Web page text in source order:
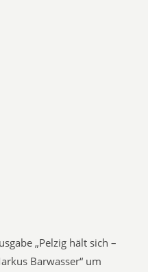
„Pelzig hält sich –
Barwasser“ um